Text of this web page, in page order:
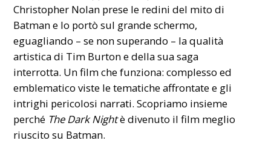
Christopher Nolan prese le redini del mito di
Batman e lo portò sul grande schermo,
eguagliando – se non superando – la qualità
artistica di Tim Burton e della sua saga
interrotta. Un film che funziona: complesso ed
emblematico viste le tematiche affrontate e gli
intrighi pericolosi narrati. Scopriamo insieme
perché The Dark Nightè divenuto il film meglio
riuscito su Batman.